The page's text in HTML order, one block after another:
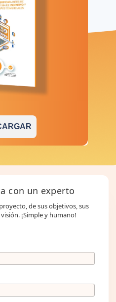
con un experto
de sus objetivos, sus
¡Simple y humano!